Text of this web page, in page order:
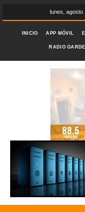
lunes, agosto
INICIO APP MÓVIL
RADIO